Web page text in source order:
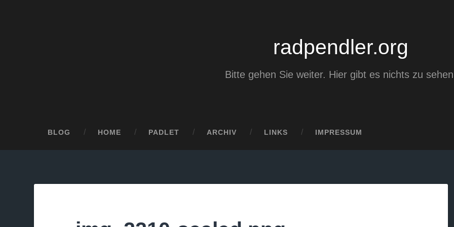
radpendler.org
Bitte gehen Sie weiter. Hier gibt es nichts zu
BLOG HOME PADLET ARCHIV LINKS IMPRESSUM